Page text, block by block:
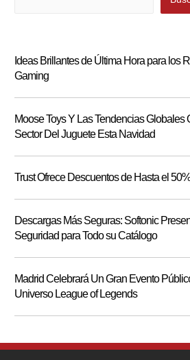
Ideas Brillantes de Última Hora para los
Gaming
Moose Toys Y Las Tendencias Globales
Sector Del Juguete Esta Navidad
Trust Ofrece Descuentos de Hasta el
Descargas Más Seguras: Softonic
Seguridad para Todo su Catálogo
Madrid Celebrará Un Gran Evento
Universo League of Legends